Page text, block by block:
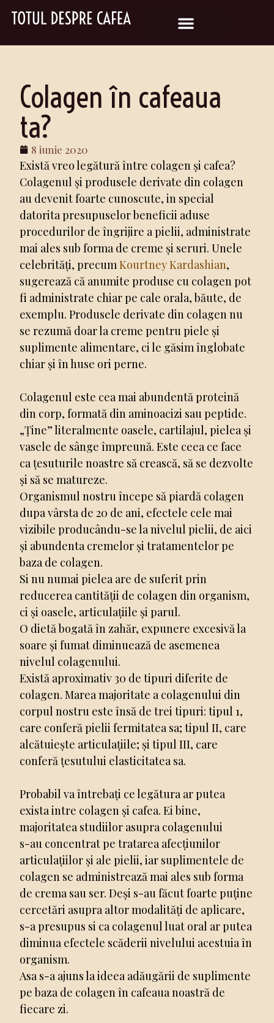
Colagen în cafeaua
ta?
8 iunie 2020
Există vreo legătură între colagen și cafea?
Colagenul și produsele derivate din colagen
au devenit foarte cunoscute, in special
datorita presupuselor beneficii aduse
procedurilor de îngrijire a pielii, administrate
mai ales sub forma de creme și seruri. Unele
celebrități, precumKourtney Kardashian,
sugerează că anumite produse cu colagen pot
fi administrate chiar pe cale orala, băute, de
exemplu. Produsele derivate din colagen nu
se rezumă doar la creme pentru piele și
suplimente alimentare, ci le găsim înglobate
chiar și în huse ori perne.
Colagenul este cea mai abundentă proteină
din corp, formată din aminoacizi sau peptide.
„Ține” literalmente oasele, cartilajul, pielea și
vasele de sânge împreună. Este ceea ce face
ca țesuturile noastre să crească, să se dezvolte
și să se matureze.
Organismul nostru începe să piardă colagen
dupa vârsta de 20 de ani, efectele cele mai
vizibile producându-se la nivelul pielii, de aici
și abundenta cremelor și tratamentelor pe
baza de colagen.
Si nu numai pielea are de suferit prin
reducerea cantității de colagen din organism,
ci și oasele, articulațiile și parul.
O dietă bogată în zahăr, expunere excesivă la
soare și fumat diminuează de asemenea
nivelul colagenului.
Există aproximativ 30 de tipuri diferite de
colagen. Marea majoritate a colagenului din
corpul nostru este însă de trei tipuri: tipul 1,
care conferă pielii fermitatea sa; tipul II, care
alcătuiește articulațiile; și tipul III, care
conferă țesutului elasticitatea sa.
Probabil va întrebați ce legătura ar putea
exista intre colagen și cafea. Ei bine,
majoritatea studiilor asupra colagenului
s-au concentrat pe tratarea afecțiunilor
articulațiilor și ale pielii, iar suplimentele de
colagen se administrează mai ales sub forma
de crema sau ser. Deși s-au făcut foarte puține
cercetări asupra altor modalități de aplicare,
s-a presupus si ca colagenul luat oral ar putea
diminua efectele scăderii nivelului acestuia în
organism.
Asa s-a ajuns la ideea adăugării de suplimente
pe baza de colagen în cafeaua noastră de
fiecare zi.